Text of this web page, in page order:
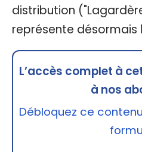
distribution
représente désormais
L’accès complet à
à nos
Débloquez ce